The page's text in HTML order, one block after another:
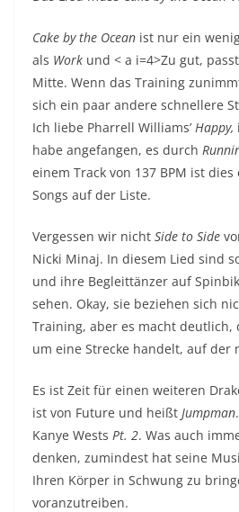
Cake by the Ocean ist nur ein
als Work und < a i=4>Zu gut,
Mitte. Wenn das Training
sich ein paar andere schnellere
Ich liebe Pharrell Williams’ Happy,
habe angefangen, es durch
einem Track von 137 BPM ist
Songs auf der Liste.
Vergessen wir nicht Side to Side
Nicki Minaj. In diesem Lied sind
und ihre Begleittänzer auf
sehen. Okay, sie beziehen sich
Training, aber es macht deutlich,
um eine Strecke handelt, auf der
Es ist Zeit für einen weiteren
ist von Future und heißt Jumpman
Kanye Wests Pt. 2. Was auch
denken, zumindest hat seine
Ihren Körper in Schwung zu
voranzutreiben.